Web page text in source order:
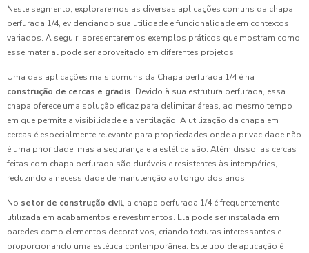
Neste segmento, exploraremos as diversas aplicações comuns da chapa
perfurada 1/4, evidenciando sua utilidade e funcionalidade em contextos
variados. A seguir, apresentaremos exemplos práticos que mostram como
esse material pode ser aproveitado em diferentes projetos.
Uma das aplicações mais comuns da Chapa perfurada 1/4 é na
construção de cercas e gradis. Devido à sua estrutura perfurada, essa
chapa oferece uma solução eficaz para delimitar áreas, ao mesmo tempo
em que permite a visibilidade e a ventilação. A utilização da chapa em
cercas é especialmente relevante para propriedades onde a privacidade não
é uma prioridade, mas a segurança e a estética são. Além disso, as cercas
feitas com chapa perfurada são duráveis e resistentes às intempéries,
reduzindo a necessidade de manutenção ao longo dos anos.
No setor de construção civil, a chapa perfurada 1/4 é frequentemente
utilizada em acabamentos e revestimentos. Ela pode ser instalada em
paredes como elementos decorativos, criando texturas interessantes e
proporcionando uma estética contemporânea. Este tipo de aplicação é